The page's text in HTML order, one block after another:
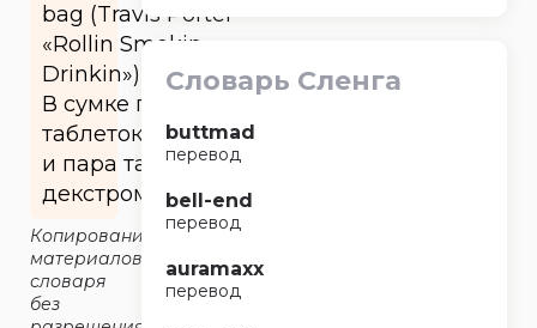
bag (Travis Porter
«Rollin Smokin
Drinkin»)
В сумке пара
таблеток викодина
и пара таблеток
декстрометорфана.
Копирование
материалов
словаря
без
Словарь Сленга
buttmad
перевод
bell-end
перевод
auramaxx
перевод